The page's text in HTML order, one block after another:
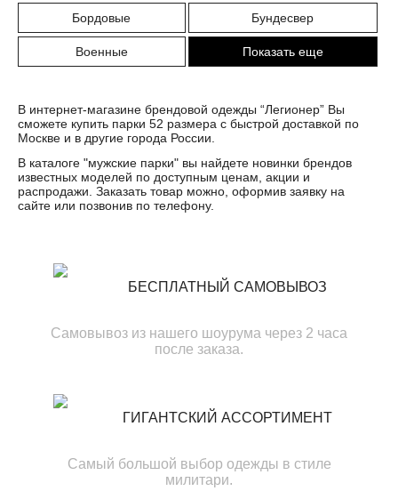
Бордовые Бундесвер
Военные Показать еще
В интернет-магазине брендовой одежды “Легионер” Вы
сможете купить парки 52 размера с быстрой доставкой по
Москве и в другие города России.
В каталоге "мужские парки" вы найдете новинки брендов
известных моделей по доступным ценам, акции и
распродажи. Заказать товар можно, оформив заявку на
сайте или позвонив по телефону.
БЕСПЛАТНЫЙ САМОВЫВОЗ
Самовывоз из нашего шоурума через 2 часа
после заказа.
ГИГАНТСКИЙ АССОРТИМЕНТ
Самый большой выбор одежды в стиле
милитари.